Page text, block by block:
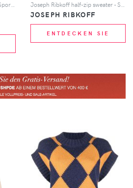
Ontario Zip Sweatshirt - Frau Sportbekleidung M Joseph Ribkoff half-zip sweater - Schwarz
JOSEPH RIBKOFF
ENTDECKEN SIE